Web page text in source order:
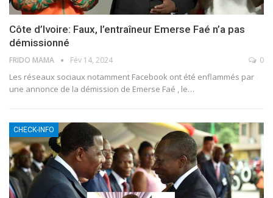
Côte d’Ivoire: Faux, l’entraîneur Emerse Faé n’a pas
démissionné
FRIDO MAMA Fév 14, 2024 0
Les réseaux sociaux notamment Facebook ont été enflammés par
une annonce de la démission de Emerse Faé , le…
CHECK-INFO